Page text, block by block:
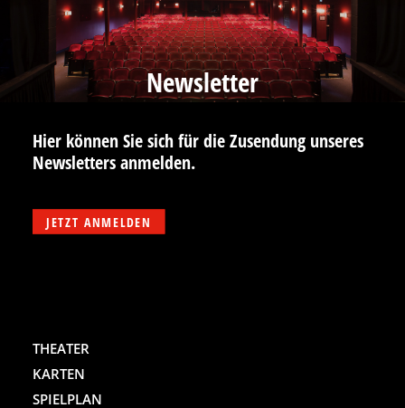
Newsletter
Hier können Sie sich für die Zusendung unseres
Newsletters anmelden.
JETZT ANMELDEN
THEATER
KARTEN
SPIELPLAN